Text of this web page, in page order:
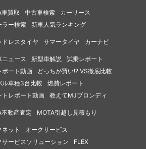
車買取 中古車検索
カーリース
ラー検索
新車人気ランキング
ドレスタイヤ サマータイヤ カーナビ
ニュース 新型車解説
試乗レポート
ポート動画
どっちが買い!? VS徹底比較
ル車種3台比較
燃費レポート
トレポート動画
教えてMJブロンディ
不動産査定 MOTA引越し見積もり
ネット
オークサービス
サービスソリューション
FLEX